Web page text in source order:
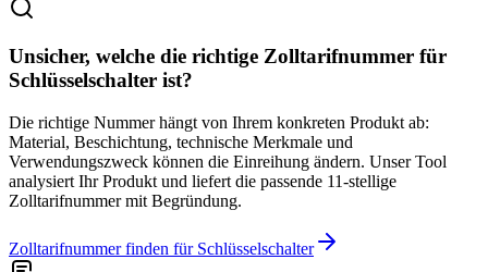
Unsicher, welche die richtige Zolltarifnummer für
Schlüsselschalter ist?
Die richtige Nummer hängt von Ihrem konkreten Produkt ab:
Material, Beschichtung, technische Merkmale und
Verwendungszweck können die Einreihung ändern. Unser Tool
analysiert Ihr Produkt und liefert die passende 11-stellige
Zolltarifnummer mit Begründung.
Zolltarifnummer finden für Schlüsselschalter